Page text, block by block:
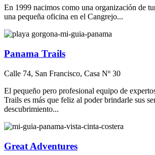
En 1999 nacimos como una organización de
una pequeña oficina en el Cangrejo...
Panama Trails
Calle 74, San Francisco, Casa Nº 30
El pequeño pero profesional equipo de
Trails es más que feliz al poder brindarle sus
descubrimiento...
Great Adventures